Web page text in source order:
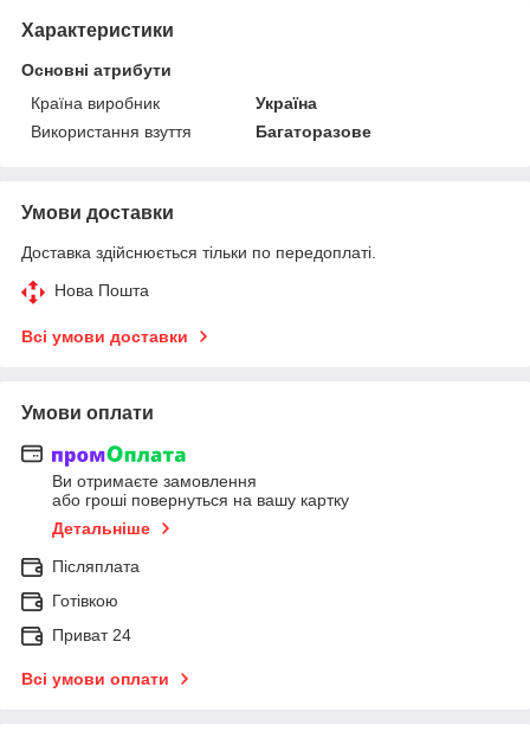
Характеристики
Основні атрибути
Країна виробник
Україна
Використання взуття
Багаторазове
Умови доставки
Доставка здійснюється тільки по передоплаті.
Нова Пошта
Всі умови доставки
Умови оплати
Ви отримаєте замовлення
або гроші повернуться на вашу картку
Детальніше
Післяплата
Готівкою
Приват 24
Всі умови оплати